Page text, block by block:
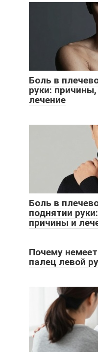
Боль в
руки:
лечение
Боль в
поднятии
причины и
Почему
палец левой